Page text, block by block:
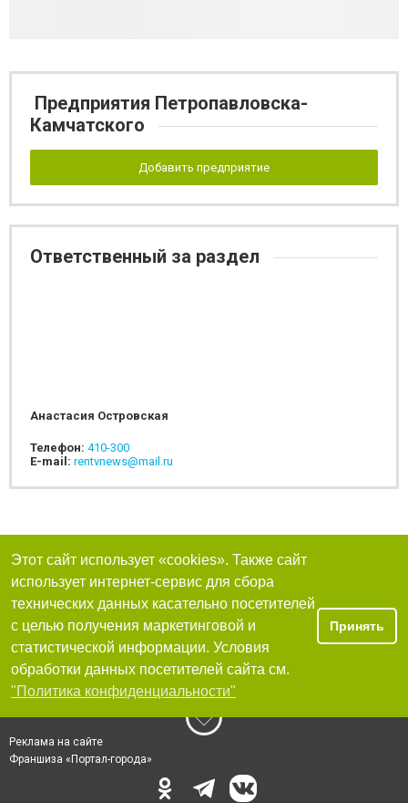
Предприятия Петропавловска-
Камчатского
Добавить предприятие
Ответственный за раздел
Анастасия Островская
Телефон: 410-300
E-mail: rentvnews@mail.ru
Этот сайт использует «cookies». Также сайт
использует интернет-сервис для сбора
технических данных касательно посетителей
с целью получения маркетинговой и
статистической информации. Условия
обработки данных посетителей сайта см.
"Политика конфиденциальности"
Принять
Реклама на сайте
Франшиза «Портал-города»